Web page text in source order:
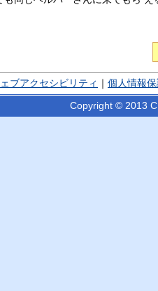
ブアクセシビリティ 個人情報
Copyright © 2013